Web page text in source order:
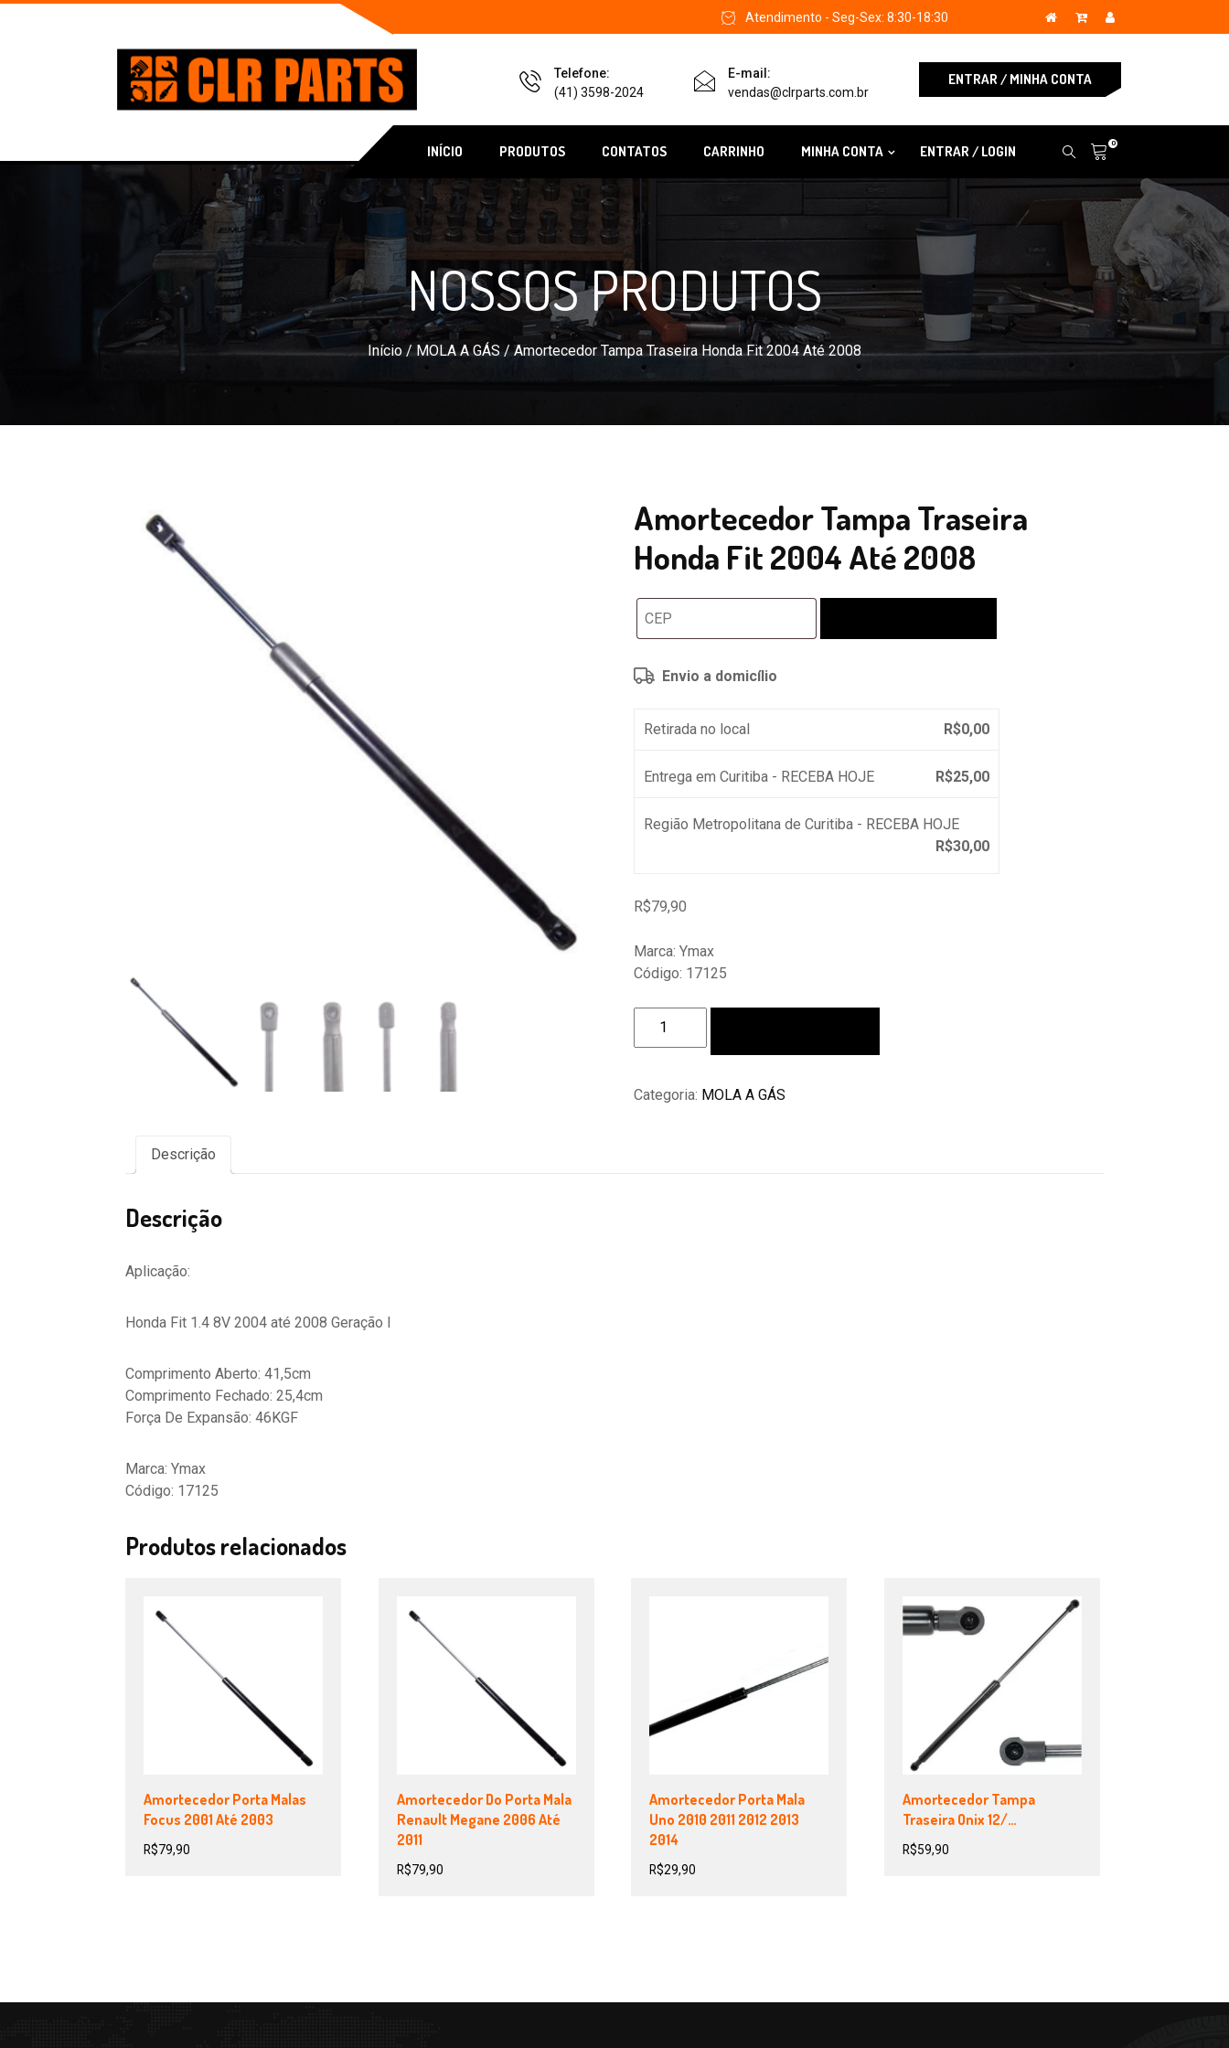
Atendimento - Seg-Sex: 8:30-18:30
Telefone:
(41) 3598-2024
E-mail:
vendas@clrparts.com.br
ENTRAR / MINHA CONTA
INÍCIO PRODUTOS CONTATOS CARRINHO MINHA CONTA ENTRAR / LOGIN 0
NOSSOS PRODUTOS
Início /MOLA A GÁS/ Amortecedor Tampa Traseira Honda Fit 2004 Até 2008
Amortecedor Tampa Traseira
Honda Fit 2004 Até 2008
Envio a domicílio
Retirada no local R$0,00
Entrega em Curitiba - RECEBA HOJE R$25,00
Região Metropolitana de Curitiba - RECEBA HOJE
R$30,00
R$79,90
Marca: Ymax
Código: 17125
Fit
Categoria: MOLA A GÁS
Descrição
Descrição
Aplicação:
Honda Fit 1.4 8V 2004 até 2008 Geração I
Comprimento Aberto: 41,5cm
Comprimento Fechado: 25,4cm
Força De Expansão: 46KGF
Marca: Ymax
Código: 17125
Produtos relacionados
Amortecedor Porta Malas
Focus 2001 Até 2003
R$79,90
Amortecedor Do Porta Mala
Renault Megane 2006 Até
2011
R$79,90
Amortecedor Porta Mala
Uno 2010 2011 2012 2013
2014
R$29,90
Amortecedor Tampa
Traseira Onix 12/…
R$59,90